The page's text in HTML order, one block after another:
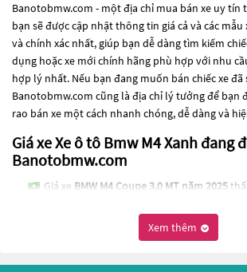
Banotobmw.com - một địa chỉ mua bán xe uy tín
bạn sẽ được cập nhật thông tin giá cả và các
và chính xác nhất, giúp bạn dễ dàng tìm kiếm
dụng hoặc xe mới chính hãng phù hợp với nhu
hợp lý nhất. Nếu bạn đang muốn bán chiếc xe đã
Banotobmw.com cũng là địa chỉ lý tưởng để bạn
rao bán xe một cách nhanh chóng, dễ dàng và
Giá xe Xe ô tô Bmw M4 Xanh đang
Banotobmw.com
Giá xe BMW M4 Coupe 3.0 MT năm 2025
BMW M4 Coupe năm 2016thấp nhất
Xem thêm